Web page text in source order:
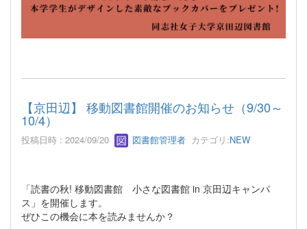
【京田辺】 移動図書館開催のお知らせ（9/30～
10/4）
投稿日時 : 2024/09/20 図書館管理者 カテゴリ:NEW
「読書の秋! 移動図書館 小さな図書館 in 京田辺キャンパ
ス」を開催します。
ぜひこの機会に本を読みませんか？